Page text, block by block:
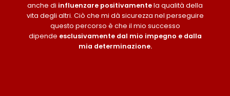
anche di influenzare positivamentela qualità della
vita degli altri. Ciò che mi dà sicurezza nel perseguire
questo percorso è che il mio successo
dipende esclusivamente dal mio impegno e dalla
mia determinazione.